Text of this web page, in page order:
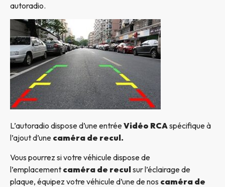
autoradio.
L’autoradio dispose d’une entréeVidéo RCAspécifique à
l’ajout d’une caméra de recul.
Vous pourrez si votre véhicule dispose de
l’emplacement caméra de reculsur l’éclairage de
plaque, équipez votre véhicule d’une de nos caméra de